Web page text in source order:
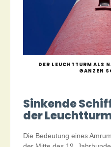
DER LEUCHTTURM ALS
GANZEN
Sinkende
der
Die Bedeutung eines